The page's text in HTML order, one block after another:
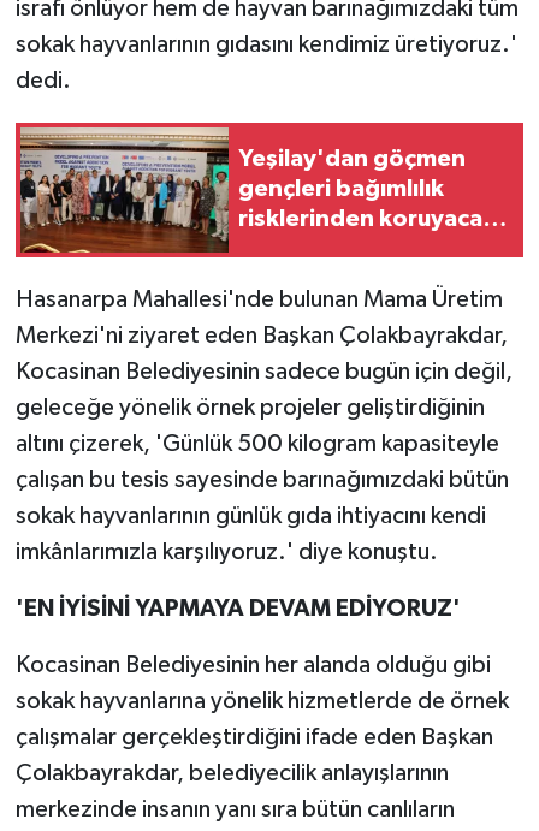
israfı önlüyor hem de hayvan barınağımızdaki tüm
sokak hayvanlarının gıdasını kendimiz üretiyoruz.'
dedi.
Yeşilay'dan göçmen
gençleri bağımlılık
risklerinden koruyacak
Hasanarpa Mahallesi'nde bulunan Mama Üretim
Merkezi'ni ziyaret eden Başkan Çolakbayrakdar,
Kocasinan Belediyesinin sadece bugün için değil,
geleceğe yönelik örnek projeler geliştirdiğinin
altını çizerek, 'Günlük 500 kilogram kapasiteyle
çalışan bu tesis sayesinde barınağımızdaki bütün
sokak hayvanlarının günlük gıda ihtiyacını kendi
imkânlarımızla karşılıyoruz.' diye konuştu.
'EN İYİSİNİ YAPMAYA DEVAM EDİYORUZ'
Kocasinan Belediyesinin her alanda olduğu gibi
sokak hayvanlarına yönelik hizmetlerde de örnek
çalışmalar gerçekleştirdiğini ifade eden Başkan
Çolakbayrakdar, belediyecilik anlayışlarının
merkezinde insanın yanı sıra bütün canlıların